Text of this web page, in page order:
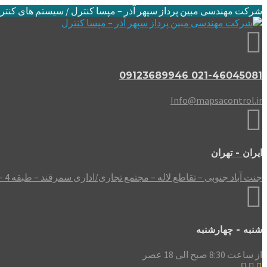
شرکت مهندسی مبین پرداز سپهر آذر – مپسا کنترل / سیستم های
021-46045081 09123689946
Info@mapsacontrol.ir
ایران - تهران
جنت آباد جنوبی – تقاطع لاله – مجتمع تجاری/اداری سمرقند – طبقه 4 – واحد 408
شنبه - چهارشنبه
از ساعت 8:30 صبح الی 18 عصر